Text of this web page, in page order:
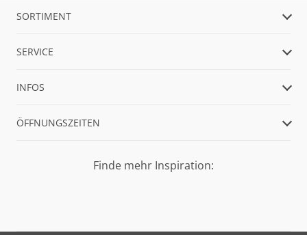
SORTIMENT
SERVICE
INFOS
ÖFFNUNGSZEITEN
Finde mehr Inspiration: